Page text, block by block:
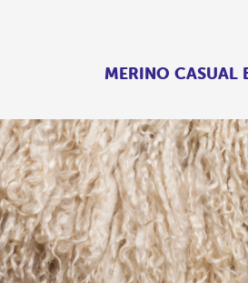
MERINO CASUAL